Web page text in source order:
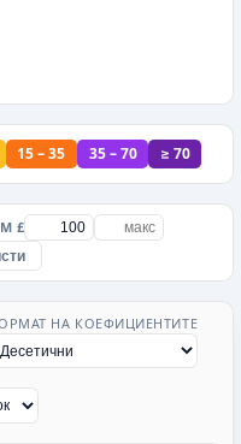
15 – 35 35 – 70 ≥ 70
£
НА КОЕФИЦИЕНТИТЕ